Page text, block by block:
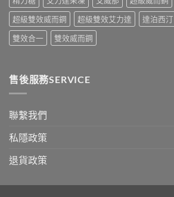
南〉
中
超級雙效威而鋼
超級雙效艾力達 達泊西汀
雙效合一
雙效威而鋼
售後服務SERVICE
聯繫我們
私隱政策
退貨政策